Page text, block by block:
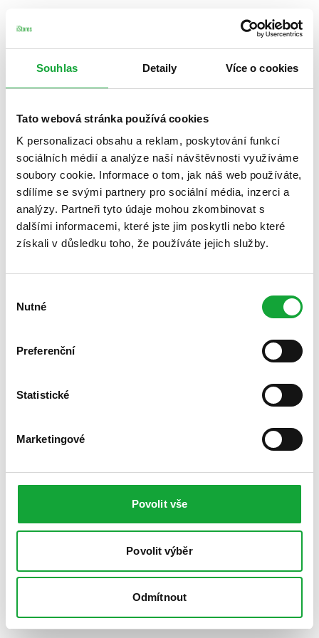
Souhlas Detaily Více o cookies
Tato webová stránka používá cookies
K personalizaci obsahu a reklam, poskytování funkcí
sociálních médií a analýze naší návštěvnosti využíváme
soubory cookie. Informace o tom, jak náš web používáte,
sdílíme se svými partnery pro sociální média, inzerci a
analýzy. Partneři tyto údaje mohou zkombinovat s
dalšími informacemi, které jste jim poskytli nebo které
získali v důsledku toho, že používáte jejich služby.
souhlasu
Nutné
Preferenční
Statistické
Marketingové
Povolit vše
Povolit výběr
Odmítnout